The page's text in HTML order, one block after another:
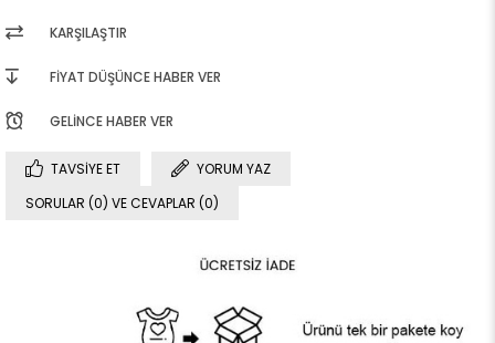
KARŞILAŞTIR
FIYAT DÜŞÜNCE HABER VER
GELINCE HABER VER
TAVSIYE ET
YORUM YAZ
SORULAR (0) VE CEVAPLAR (0)